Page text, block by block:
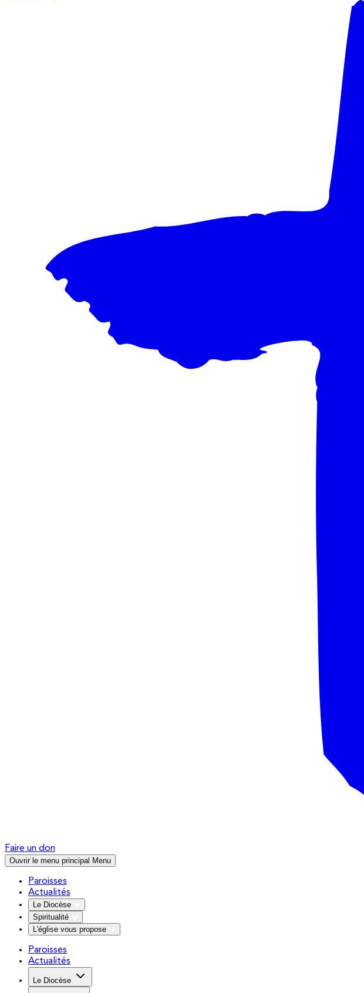
Faire un don
Ouvrir le menu principal Menu
Paroisses
Actualités
Le Diocèse
Spiritualité
L'église vous propose
Paroisses
Actualités
Le Diocèse